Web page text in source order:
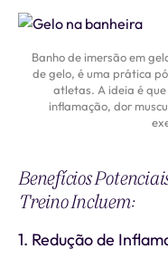
Banho de imersão em
de gelo, é uma prática
atletas. A ideia é
inflamação, dor
Benefícios
Treino Incluem:
1. Redução de